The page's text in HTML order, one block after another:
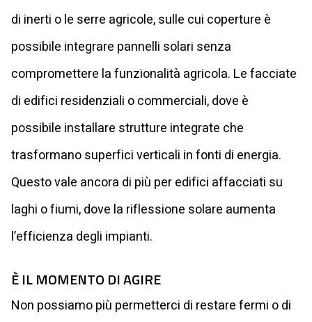
di inerti o le serre agricole, sulle cui coperture è
possibile integrare pannelli solari senza
compromettere la funzionalità agricola. Le facciate
di edifici residenziali o commerciali, dove è
possibile installare strutture integrate che
trasformano superfici verticali in fonti di energia.
Questo vale ancora di più per edifici affacciati su
laghi o fiumi, dove la riflessione solare aumenta
l’efficienza degli impianti.
È IL MOMENTO DI AGIRE
Non possiamo più permetterci di restare fermi o di